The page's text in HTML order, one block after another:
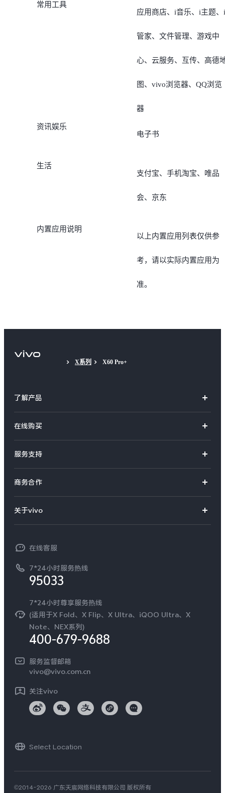
常用工具
应用商店、i音乐、i主题、i
管家、文件管理、游戏中
心、云服务、互传、高德
图、vivo浏览器、QQ浏览
器
资讯娱乐
电子书
生活
支付宝、手机淘宝、唯品
会、京东
内置应用说明
以上内置应用列表仅供参
考，请以实际内置应用为
准。
X系列 X60 Pro+
了解产品
S系列
Y系列
iQOO手机
T系列
NEX系列
在线购买
选购手机
选购配件
订单查询
服务支持
服务网点
查找手机
环保回收
安全公告
Log还原LUTs下载
vivo 办公套件
商务合作
开放平台
vivo 企业业务
廉正合规
国补营业执照
无线电发射设备销售备案
关于vivo
工作机会
新闻资讯
可持续发展
vivo 蔡司影像
开发者社区
在线客服
7*24小时服务热线
95033
7*24小时尊享服务热线
(适用于X Fold、X Flip、X Ultra、iQOO Ultra、X
Note、NEX系列)
400-679-9688
服务监督邮箱
vivo@vivo.com.cn
关注vivo
Select Location
©2014-2026 广东天宸网络科技有限公司 版权所有